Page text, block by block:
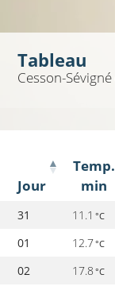
Tableau
Cesson-Sévigné
Jour
Temp.
min
31 11.1°C
01
12.7°C
02
17.8°C